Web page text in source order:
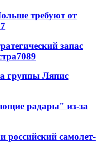
требуют от
запас
7089
группы Ляпис
радары" из-за
российский самолет-